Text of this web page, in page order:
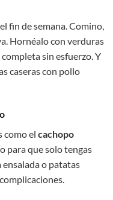
fin de semana. Comino,
Hornéalo con verduras
sin esfuerzo. Y
caseras con pollo
como el cachopo
para que solo tengas
o patatas